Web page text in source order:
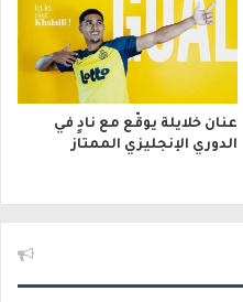
عنان خلايلة يوقّع مع نادٍ في
الدوري الإنجليزي الممتاز